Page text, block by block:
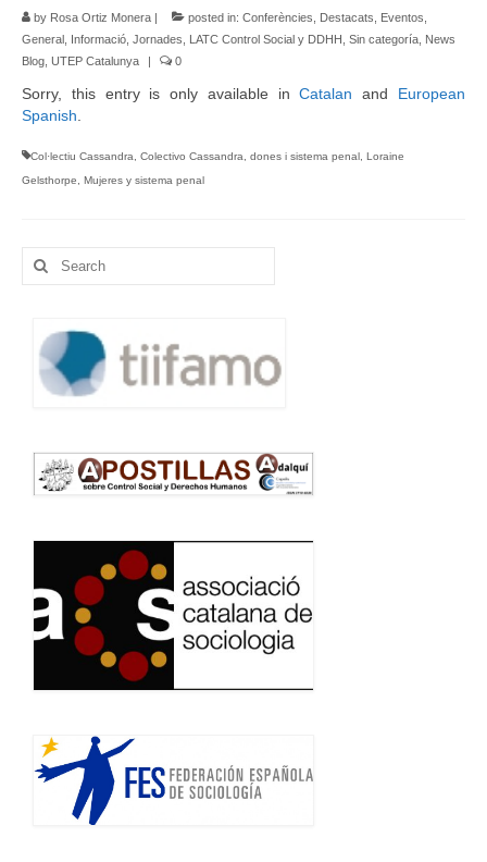
by Rosa Ortiz Monera | posted in: Conferències Destacats Eventos
General Informació Jornades LATC Control Social y DDHH Sin categoría News
Blog UTEP Catalunya | 0
Sorry, this entry is only available inCatalan and European
Spanish
Col·lectiu Cassandra Colectivo Cassandra dones i sistema penal Loraine
Gelsthorpe
Mujeres y sistema penal
Search
for: